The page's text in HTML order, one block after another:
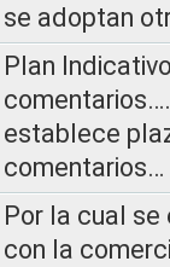
se adoptan
Plan
establece
comentarios…
Por la cual
con la